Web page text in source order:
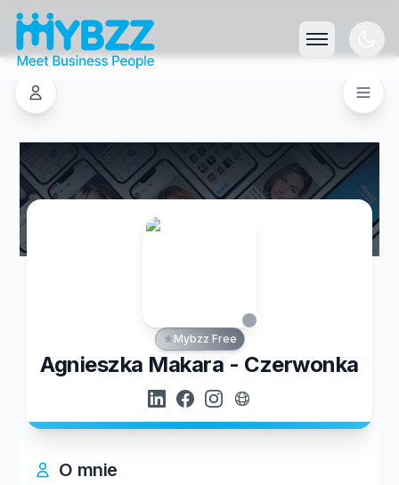
Mybzz Free
Agnieszka Makara - Czerwonka
O mnie